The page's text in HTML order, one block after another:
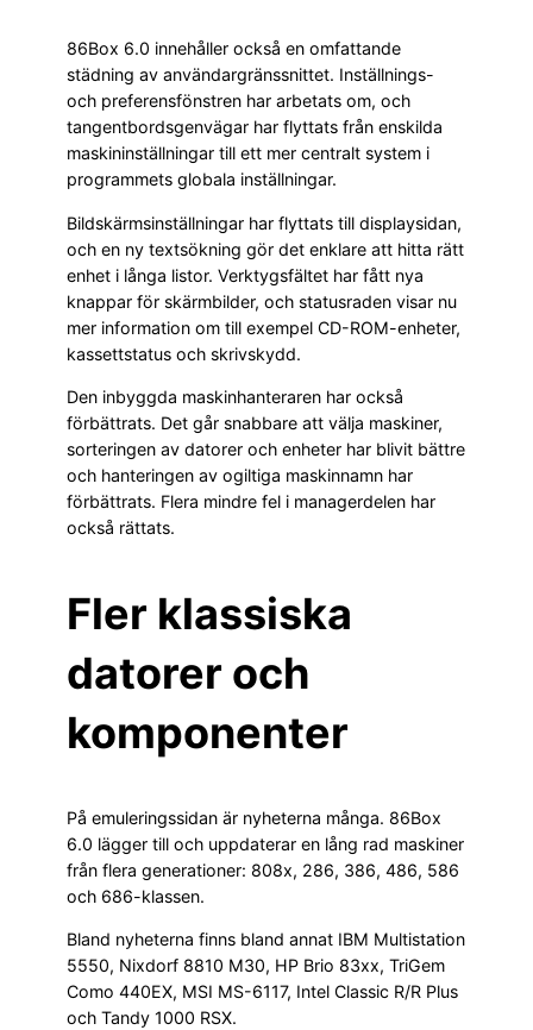
86Box 6.0 innehåller också en omfattande
städning av användargränssnittet. Inställnings-
och preferensfönstren har arbetats om, och
tangentbordsgenvägar har flyttats från enskilda
maskininställningar till ett mer centralt system i
programmets globala inställningar.
Bildskärmsinställningar har flyttats till displaysidan,
och en ny textsökning gör det enklare att hitta rätt
enhet i långa listor. Verktygsfältet har fått nya
knappar för skärmbilder, och statusraden visar nu
mer information om till exempel CD-ROM-enheter,
kassettstatus och skrivskydd.
Den inbyggda maskinhanteraren har också
förbättrats. Det går snabbare att välja maskiner,
sorteringen av datorer och enheter har blivit bättre
och hanteringen av ogiltiga maskinnamn har
förbättrats. Flera mindre fel i managerdelen har
också rättats.
Fler klassiska
datorer och
komponenter
På emuleringssidan är nyheterna många. 86Box
6.0 lägger till och uppdaterar en lång rad maskiner
från flera generationer: 808x, 286, 386, 486, 586
och 686-klassen.
Bland nyheterna finns bland annat IBM Multistation
5550, Nixdorf 8810 M30, HP Brio 83xx, TriGem
Como 440EX, MSI MS-6117, Intel Classic R/R Plus
och Tandy 1000 RSX.